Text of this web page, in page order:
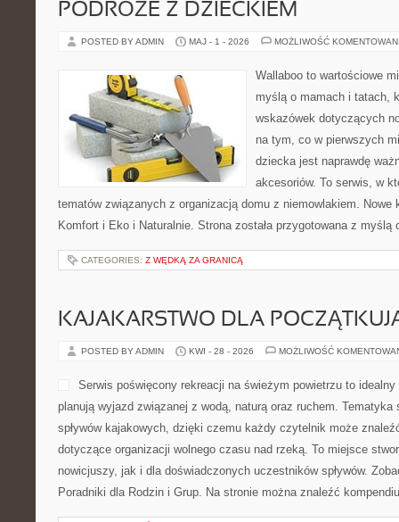
PODRÓŻE Z DZIECKIEM
POSTED BY ADMIN MAJ - 1 - 2026 MOŻLIWOŚĆ
Wallaboo to wartościowe
myślą o mamach i tatach,
wskazówek dotyczących
na tym, co w pierwszych
dziecka jest naprawdę
akcesoriów. To serwis, w
tematów związanych z organizacją domu z niemowlakiem. Nowe
Komfort i Eko i Naturalnie. Strona została przygotowana z
CATEGORIES: Z WĘDKĄ ZA GRANICĄ
KAJAKARSTWO DLA
POSTED BY ADMIN KWI - 28 - 2026 MOŻLIWOŚĆ
Serwis poświęcony
idealny wybór dla osób,
z wodą, naturą oraz
koncentruje się wokół
czemu każdy czytelnik
wskazówki dotyczące
rzeką. To miejsce stworzone zarówno dla nowicjuszy, jak i dla